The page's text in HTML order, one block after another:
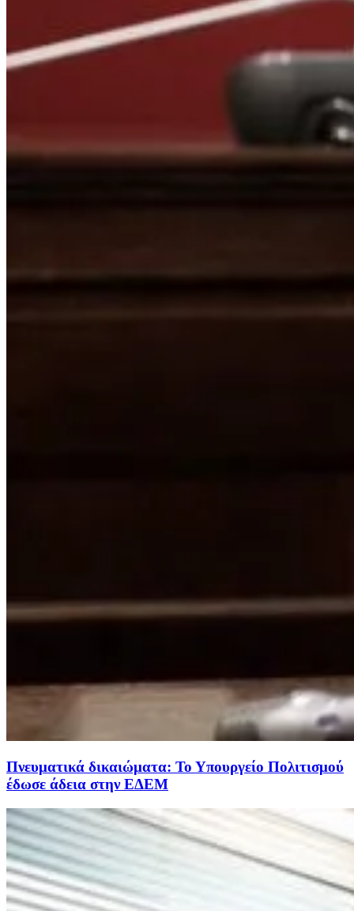
Πνευματικά δικαιώματα: Το Υπουργείο Πολιτισμού
έδωσε άδεια στην ΕΔΕΜ